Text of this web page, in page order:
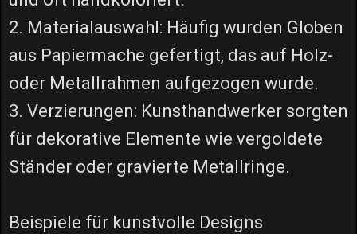
2. Materialauswahl: Häufig wurden Globen
aus Papiermache gefertigt, das auf Holz-
oder Metallrahmen aufgezogen wurde.
3. Verzierungen: Kunsthandwerker sorgten
für dekorative Elemente wie vergoldete
Ständer oder gravierte Metallringe.
Beispiele für kunstvolle Designs